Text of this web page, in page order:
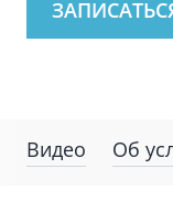
Видео Об